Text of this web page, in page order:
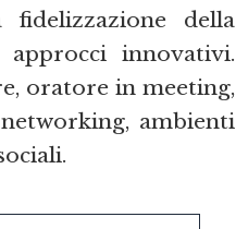
della
approcci innovativi.
oratore in meeting,
ambienti